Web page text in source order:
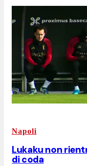
Napoli
Lukaku non
di coda